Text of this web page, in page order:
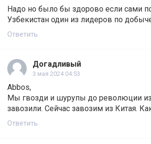
Надо но было бы здорово если сами
Узбекистан один из лидеров по
Ответить
Догадливый
3 мая 2024 04:53
Abbos,
Мы гвозди и шурупы до революции
завозили. Сейчас завозим из Китая.
Ответить